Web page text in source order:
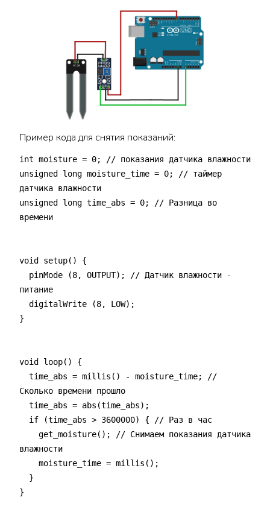
Пример кода для снятия показаний:
int moisture = 0; // показания датчика влажности
unsigned long moisture_time = 0; // таймер
датчика влажности
unsigned long time_abs = 0; // Разница во
времени
void setup() {
pinMode (8, OUTPUT); // Датчик влажности -
питание
digitalWrite (8, LOW);
}
void loop() {
time_abs = millis() - moisture_time; //
Сколько времени прошло
time_abs = abs(time_abs);
if (time_abs > 3600000) { // Раз в час
get_moisture(); // Снимаем показания датчика
влажности
moisture_time = millis();
}
}